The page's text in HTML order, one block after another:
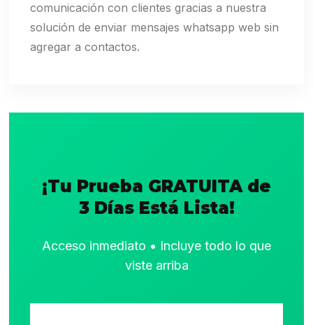
comunicación con clientes gracias a nuestra
solución de enviar mensajes whatsapp web sin
agregar a contactos.
¡Tu Prueba GRATUITA de
3 Días Está Lista!
Acceso inmediato • Incluye todo lo que
viste arriba